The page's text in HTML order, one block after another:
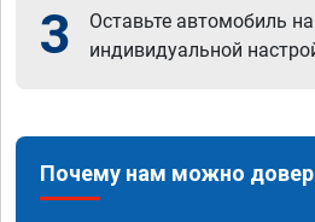
3
Оставьте автомобиль
индивидуальной
Почему нам можно